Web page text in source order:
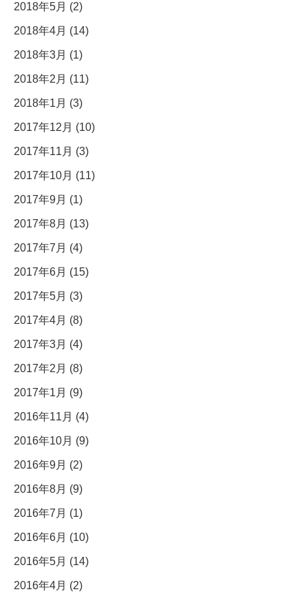
2018年5月 (2)
2018年4月 (14)
2018年3月 (1)
2018年2月 (11)
2018年1月 (3)
2017年12月 (10)
2017年11月 (3)
2017年10月 (11)
2017年9月 (1)
2017年8月 (13)
2017年7月 (4)
2017年6月 (15)
2017年5月 (3)
2017年4月 (8)
2017年3月 (4)
2017年2月 (8)
2017年1月 (9)
2016年11月 (4)
2016年10月 (9)
2016年9月 (2)
2016年8月 (9)
2016年7月 (1)
2016年6月 (10)
2016年5月 (14)
2016年4月 (2)